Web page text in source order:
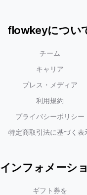
flowkeyについ
チーム
キャリア
プレス・メディア
利用規約
プライバシーポリシー
特定商取引法に基づく表
インフォメーシ
ギフト券を